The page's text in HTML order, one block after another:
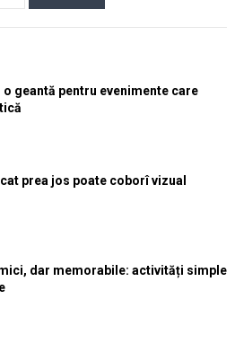
o geantă pentru evenimente care
prea jos poate coborî vizual
dar memorabile: activități simple